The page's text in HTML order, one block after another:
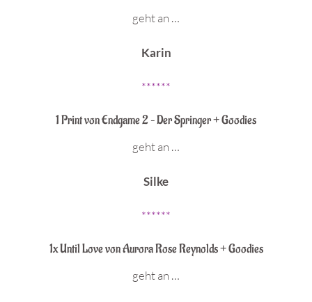
geht an …
Karin
******
1 Print von Endgame 2 – Der Springer + Goodies
geht an …
Silke
******
1x Until Love von Aurora Rose Reynolds + Goodies
geht an …